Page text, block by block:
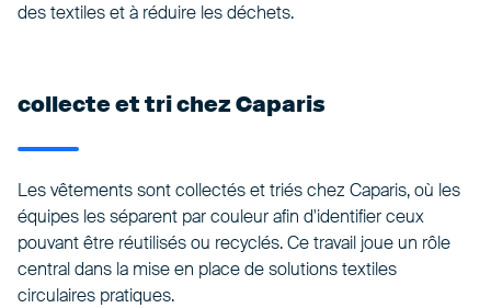
des textiles et à réduire les déchets.
collecte et tri chez Caparis
Les vêtements sont collectés et triés chez Caparis, où les
équipes les séparent par couleur afin d'identifier ceux
pouvant être réutilisés ou recyclés. Ce travail joue un rôle
central dans la mise en place de solutions textiles
circulaires pratiques.